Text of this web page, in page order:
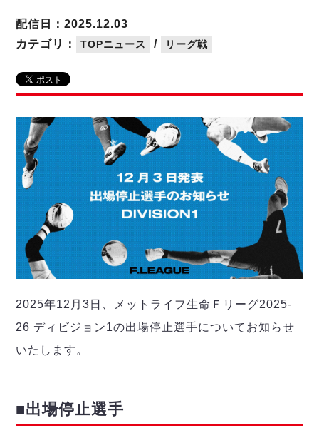
メットライフ生命Ｆ２リーグ
試合日程
戦績表
警告・退場・出場停止選手
個人ランキング｜ゴール
個人ランキング｜シュート
個人ランキング｜シュート成功率
個人ランキング｜第2PK
メットライフ生命Ｆリーグカップ 2026
大会概要
アリーナ情報
チケット情報
ペスカドーラ町田
湘南ベルマーレ
名古屋オーシャンズ
シュライカー大阪
ボルクバレット北九州
バサジィ大分
メットライフ生命Ｆ２リーグ
ヴォスクオーレ仙台
マルバ水戸FC
リガーレヴィア葛飾
Y．S．C．C．横浜
アグレミーナ浜松
デウソン神戸
ポルセイド浜田
リーグ概要
日本フットサルリーグについて
リーグ要項
クラブライセンス関連
アリーナ観戦マナー&ルール
過去の記録 ARCHIVE
過去の試合記録
ディビジョン1 試合記録
ディビジョン2 試合記録
Ｆリーグカップ 試合記録
リーグ統計データ
記念ゴール
ハットトリック
選手の通算記録（Ｆ１）
エスポラーダ北海道
フウガドールすみだ
しながわシティ
ABeam AWARD
DIVISION01
DIVISION02
カテゴリ： TOPニュース / リーグ戦
配信日：2025.12.03
2025年12月3日、メットライフ生命Ｆリーグ2025-
26 ディビジョン1の出場停止選手についてお知らせ
いたします。
■出場停止選手